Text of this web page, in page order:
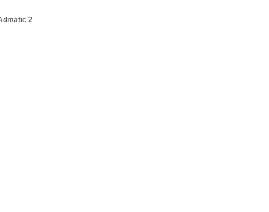
2